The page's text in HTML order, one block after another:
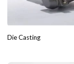
Die Casting